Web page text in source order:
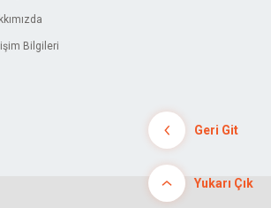
Bilgileri
Geri Git
Yukarı Çık